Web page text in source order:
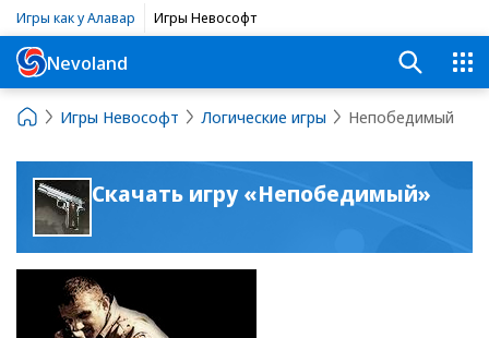
Игры как у Алавар Игры Невософт
Nevoland
Игры Невософт Логические игры Непобедимый
Скачать игру «Непобедимый»